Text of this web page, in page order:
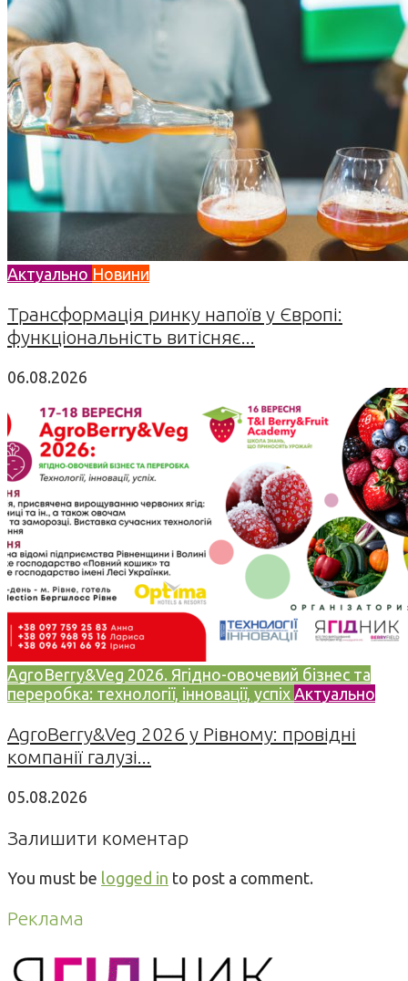
Актуально Новини
Трансформація ринку напоїв у Європі:
функціональність витісняє...
06.08.2026
AgroBerry&Veg 2026. Ягідно-овочевий бізнес та
переробка: технології, інновації, успіх Актуально
AgroBerry&Veg 2026 у Рівному: провідні
компанії галузі...
05.08.2026
Залишити коментар
You must be logged in to post a comment.
Реклама